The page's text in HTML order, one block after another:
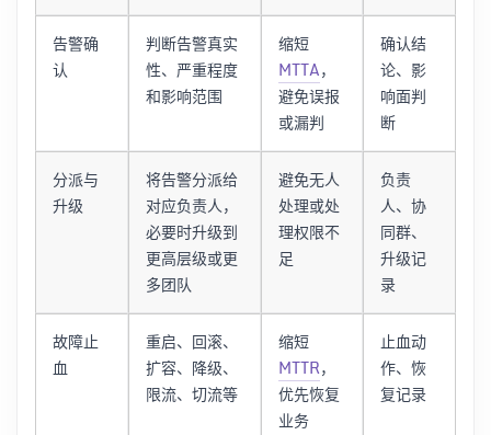
告警确
认
判断告警真实
性、严重程度
和影响范围
缩短
MTTA，
避免误报
或漏判
确认结
论、影
响面判
断
分派与
升级
将告警分派给
对应负责人，
必要时升级到
更高层级或更
多团队
避免无人
处理或处
理权限不
足
负责
人、协
同群、
升级记
录
故障止
血
重启、回滚、
扩容、降级、
限流、切流等
缩短
MTTR，
优先恢复
业务
止血动
作、恢
复记录